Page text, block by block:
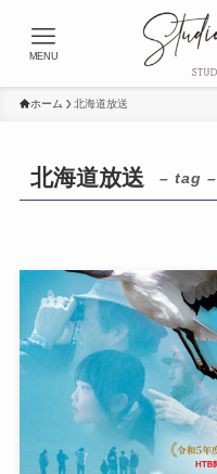
MENU
ホーム 北海道放送
北海道放送 – tag –